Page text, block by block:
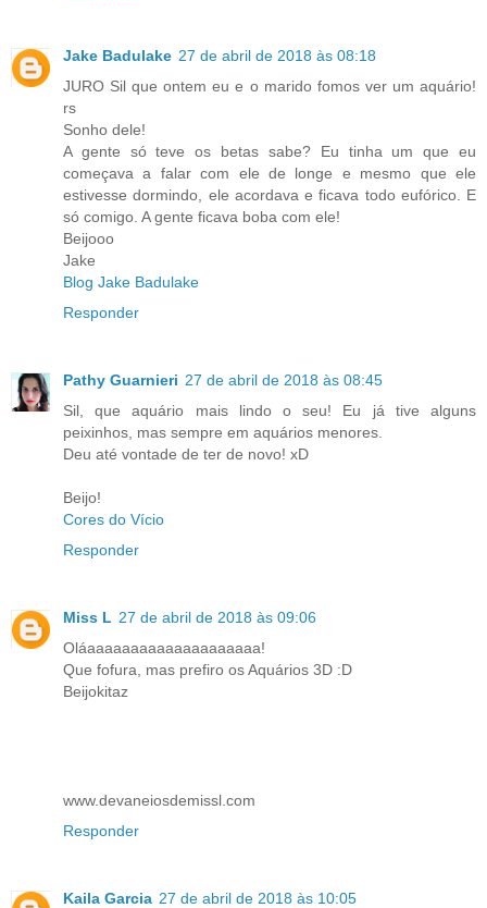
Jake Badulake 27 de abril de 2018 às 08:18
JURO Sil que ontem eu e o marido fomos ver um aquário!
rs
Sonho dele!
A gente só teve os betas sabe? Eu tinha um que eu
começava a falar com ele de longe e mesmo que ele
estivesse dormindo, ele acordava e ficava todo eufórico. E
só comigo. A gente ficava boba com ele!
Beijooo
Jake
Blog Jake Badulake
Responder
Pathy Guarnieri 27 de abril de 2018 às 08:45
Sil, que aquário mais lindo o seu! Eu já tive alguns
peixinhos, mas sempre em aquários menores.
Deu até vontade de ter de novo! xD
Beijo!
Cores do Vício
Responder
Miss L 27 de abril de 2018 às 09:06
Oláaaaaaaaaaaaaaaaaaaaa!
Que fofura, mas prefiro os Aquários 3D :D
Beijokitaz
www.devaneiosdemissl.com
Responder
Kaila Garcia 27 de abril de 2018 às 10:05